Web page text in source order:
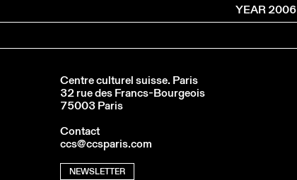
YEAR 2006
Centre culturel suisse. Paris
32 rue des Francs-Bourgeois
75003 Paris
Contact
ccs@ccsparis.com
NEWSLETTER